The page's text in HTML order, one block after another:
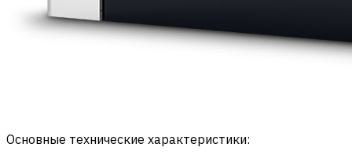
Основные технические характеристики: